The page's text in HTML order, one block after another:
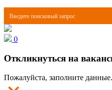
0
Откликнуться на
Пожалуйста, заполните